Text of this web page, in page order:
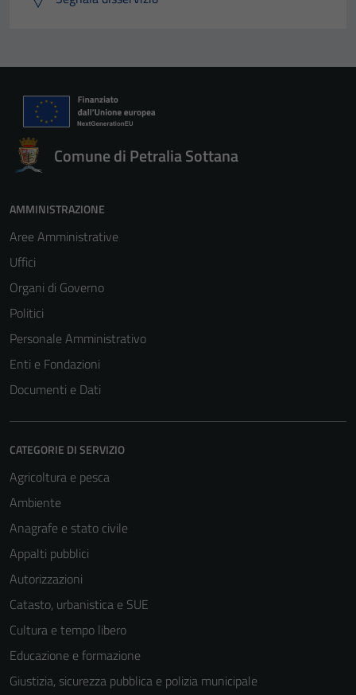
Comune di Petralia Sottana
AMMINISTRAZIONE
Aree Amministrative
Uffici
Organi di Governo
Politici
Personale Amministrativo
Enti e Fondazioni
Documenti e Dati
CATEGORIE DI SERVIZIO
Agricoltura e pesca
Ambiente
Anagrafe e stato civile
Appalti pubblici
Autorizzazioni
Catasto, urbanistica e SUE
Cultura e tempo libero
Educazione e formazione
Giustizia, sicurezza pubblica e polizia municipale